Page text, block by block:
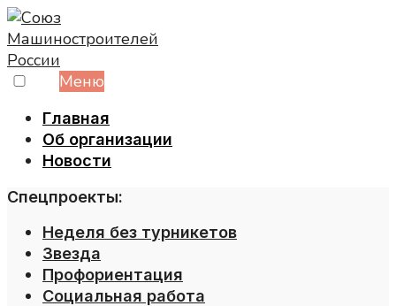
Skip
to
content
Меню
Главная
Об организации
Новости
Спецпроекты:
Неделя без турникетов
Звезда
Профориентация
Социальная работа